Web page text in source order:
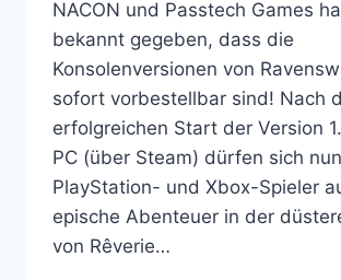
NACON und Passtech Games
bekannt gegeben, dass die
Konsolenversionen von
sofort vorbestellbar sind! Nach
erfolgreichen Start der Version
PC (über Steam) dürfen sich
PlayStation- und Xbox-Spieler
epische Abenteuer in der
von Rêverie…